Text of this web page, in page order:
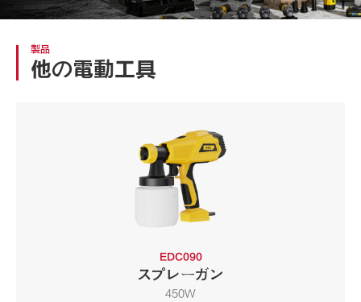
製品
他の電動工具
EDC090
スプレーガン
450W